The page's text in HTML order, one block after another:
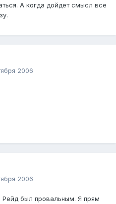
А когда дойдет смысл все
2006
2006
Рейд был провальным. Я прям